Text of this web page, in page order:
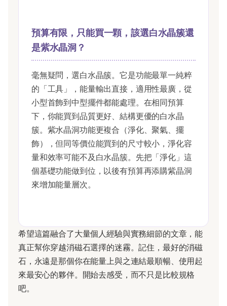
預算有限，只能買一顆，該選白水晶簇還
是紫水晶洞？
毫無疑問，選白水晶簇。它是功能最單一純粹
的「工具」，能量輸出直接，適用性最廣，從
小型首飾到中型擺件都能處理。在相同預算
下，你能買到品質更好、結構更優的白水晶
簇。紫水晶洞功能更複合（淨化、聚氣、擺
飾），但同等價位能買到的尺寸較小，淨化容
量和效率可能不及白水晶簇。先把「淨化」這
個基礎功能做到位，以後有預算再添購紫晶洞
來增加能量層次。
希望這篇融合了大量個人經驗與實務細節的文章，能
真正幫你穿越消磁石選擇的迷霧。記住，最好的消磁
石，永遠是那個你在能量上與之連結最順暢、使用起
來最安心的夥伴。開始去感受，而不只是比較規格
吧。